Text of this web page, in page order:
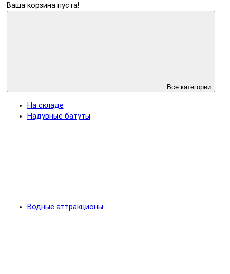
Ваша корзина пуста!
Все категории
На складе
Надувные батуты
Водные аттракционы